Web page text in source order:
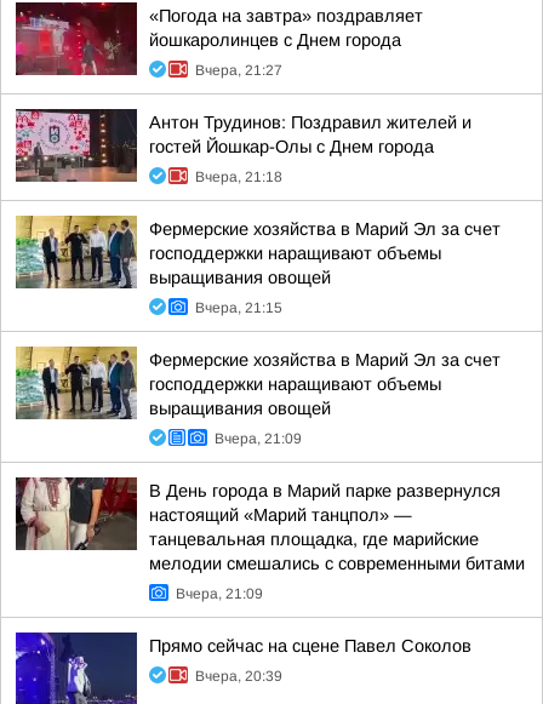
«Погода на завтра» поздравляет
йошкаролинцев с Днем города
Вчера, 21:27
Антон Трудинов: Поздравил жителей и
гостей Йошкар-Олы с Днем города
Вчера, 21:18
Фермерские хозяйства в Марий Эл за счет
господдержки наращивают объемы
выращивания овощей
Вчера, 21:15
Фермерские хозяйства в Марий Эл за счет
господдержки наращивают объемы
выращивания овощей
Вчера, 21:09
В День города в Марий парке развернулся
настоящий «Марий танцпол» —
танцевальная площадка, где марийские
мелодии смешались с современными битами
Вчера, 21:09
Прямо сейчас на сцене Павел Соколов
Вчера, 20:39